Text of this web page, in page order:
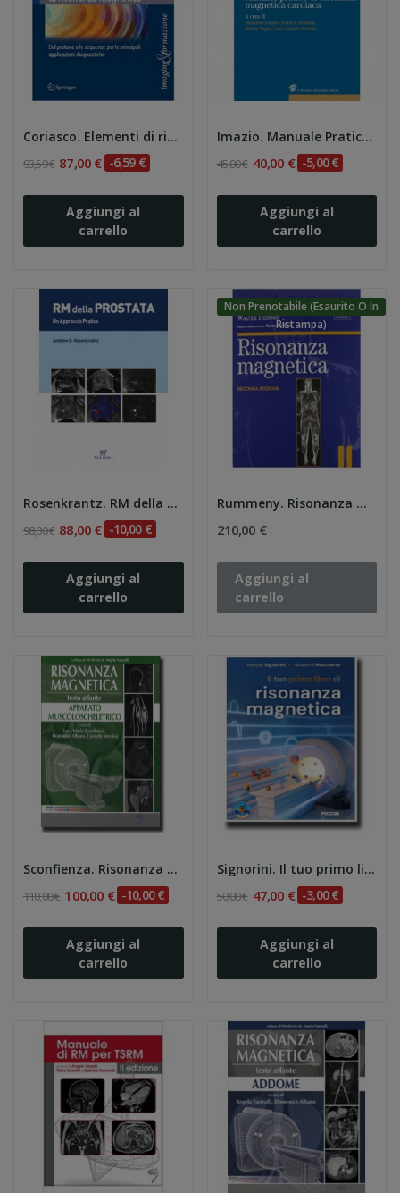
Coriasco. Elementi di risonanza magnetica
93,59 € 87,00 € -6,59 €
Aggiungi al
carrello
Imazio. Manuale Pratico di Risonanza Magnetica...
45,00 € 40,00 € -5,00 €
Aggiungi al
carrello
Rosenkrantz. RM della Prostata. Un approccio...
98,00 € 88,00 € -10,00 €
Aggiungi al
carrello
Non Prenotabile (esaurito O In
Ristampa)
Rummeny. Risonanza magnetica
210,00 €
Aggiungi al
carrello
Sconfienza. Risonanza Magnetica Apparato...
110,00 € 100,00 € -10,00 €
Aggiungi al
carrello
Signorini. Il tuo primo libro di risonanza...
50,00 € 47,00 € -3,00 €
Aggiungi al
carrello